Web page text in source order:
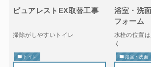
ピュアレストEX取替工事
掃除がしやすいトイレ
トイレ
浴室・洗
フォーム
水栓の位置
く
浴室・洗面